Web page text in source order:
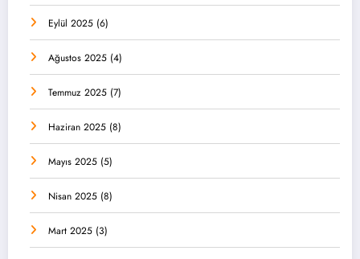
Eylül 2025 (6)
Ağustos 2025 (4)
Temmuz 2025 (7)
Haziran 2025 (8)
Mayıs 2025 (5)
Nisan 2025 (8)
Mart 2025 (3)